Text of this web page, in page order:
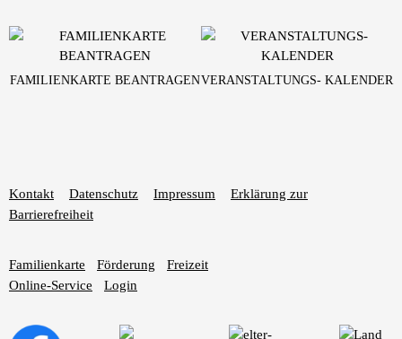
Kontakt Datenschutz Impressum
Erklärung zur
Barrierefreiheit
Familienkarte Förderung
Freizeit
Online-Service
Login
FAMILIENKARTE BEANTRAGENVERANSTALTUNGS- KALENDER